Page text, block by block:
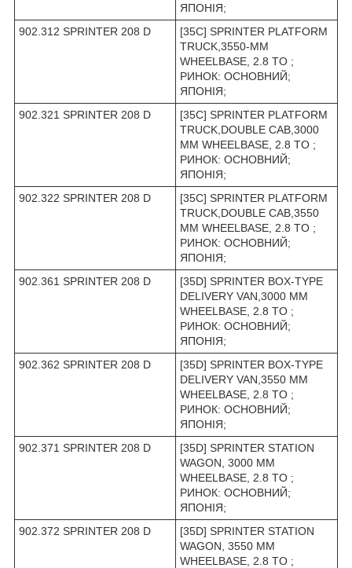
ЯПОНІЯ;
902.312 SPRINTER 208 D
[35C] SPRINTER PLATFORM
TRUCK,3550-MM
WHEELBASE, 2.8 TO ;
РИНОК: ОСНОВНИЙ;
ЯПОНІЯ;
902.321 SPRINTER 208 D
[35C] SPRINTER PLATFORM
TRUCK,DOUBLE CAB,3000
MM WHEELBASE, 2.8 TO ;
РИНОК: ОСНОВНИЙ;
ЯПОНІЯ;
902.322 SPRINTER 208 D
[35C] SPRINTER PLATFORM
TRUCK,DOUBLE CAB,3550
MM WHEELBASE, 2.8 TO ;
РИНОК: ОСНОВНИЙ;
ЯПОНІЯ;
902.361 SPRINTER 208 D
[35D] SPRINTER BOX-TYPE
DELIVERY VAN,3000 MM
WHEELBASE, 2.8 TO ;
РИНОК: ОСНОВНИЙ;
ЯПОНІЯ;
902.362 SPRINTER 208 D
[35D] SPRINTER BOX-TYPE
DELIVERY VAN,3550 MM
WHEELBASE, 2.8 TO ;
РИНОК: ОСНОВНИЙ;
ЯПОНІЯ;
902.371 SPRINTER 208 D
[35D] SPRINTER STATION
WAGON, 3000 MM
WHEELBASE, 2.8 TO ;
РИНОК: ОСНОВНИЙ;
ЯПОНІЯ;
902.372 SPRINTER 208 D
[35D] SPRINTER STATION
WAGON, 3550 MM
WHEELBASE, 2.8 TO ;